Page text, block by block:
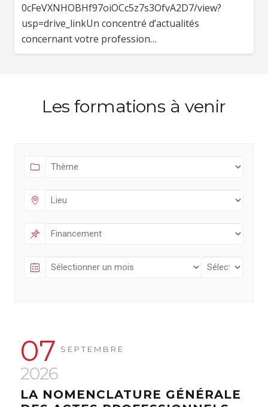
0cFeVXNHOBHf97oiOCc5z7s3OfvA2D7/view?
usp=drive_linkUn concentré d’actualités
concernant votre profession…
Les formations à venir
07 SEPTEMBRE
2026
LA NOMENCLATURE GÉNÉRALE